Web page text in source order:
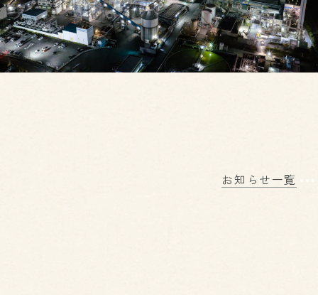
お知らせ一覧